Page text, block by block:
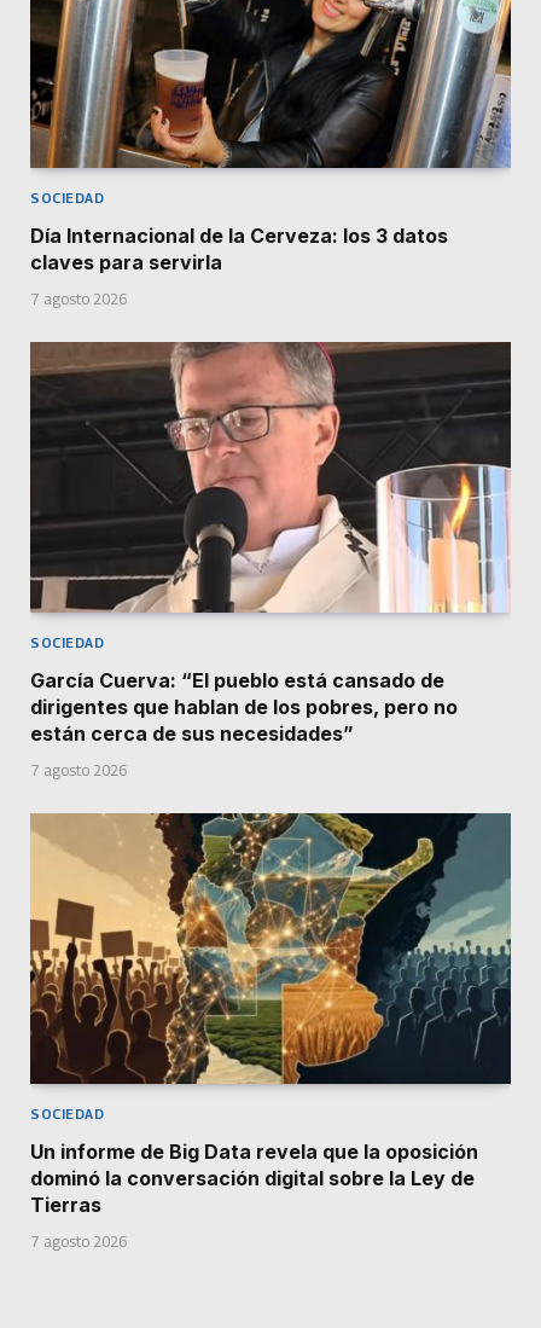
SOCIEDAD
Día Internacional de la Cerveza: los 3 datos
claves para servirla
7 agosto 2026
SOCIEDAD
García Cuerva: “El pueblo está cansado de
dirigentes que hablan de los pobres, pero no
están cerca de sus necesidades”
7 agosto 2026
SOCIEDAD
Un informe de Big Data revela que la oposición
dominó la conversación digital sobre la Ley de
Tierras
7 agosto 2026